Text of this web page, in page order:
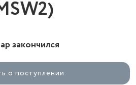
закончился
о поступлении